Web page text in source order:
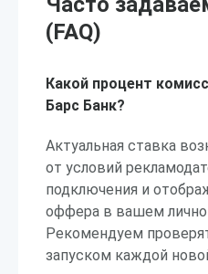
(FAQ)
Какой процент
Барс Банк?
Актуальная ставка
от условий
подключения и
оффера в вашем
Рекомендуем
запуском каждой